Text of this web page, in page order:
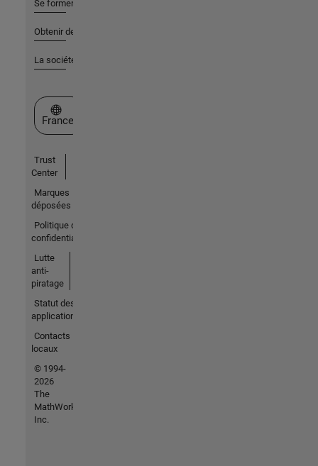
Se former
Obtenir de l'aide
La société
Sélectionner un site web
France
Trust
Center
Marques
déposées
Politique de
confidentialité
Lutte
anti-
piratage
Statut des
applications
Contacts
locaux
© 1994-
2026
The
MathWorks,
Inc.